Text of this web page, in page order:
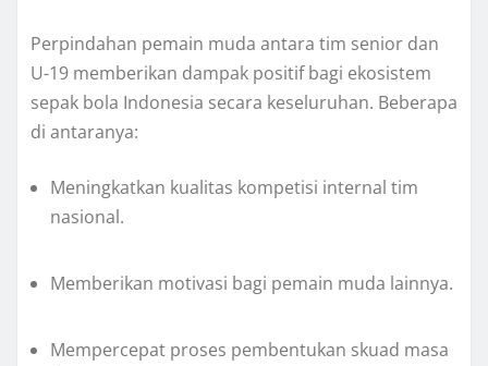
Perpindahan pemain muda antara tim senior dan
U-19 memberikan dampak positif bagi ekosistem
sepak bola Indonesia secara keseluruhan. Beberapa
di antaranya:
Meningkatkan kualitas kompetisi internal tim
nasional.
Memberikan motivasi bagi pemain muda lainnya.
Mempercepat proses pembentukan skuad masa